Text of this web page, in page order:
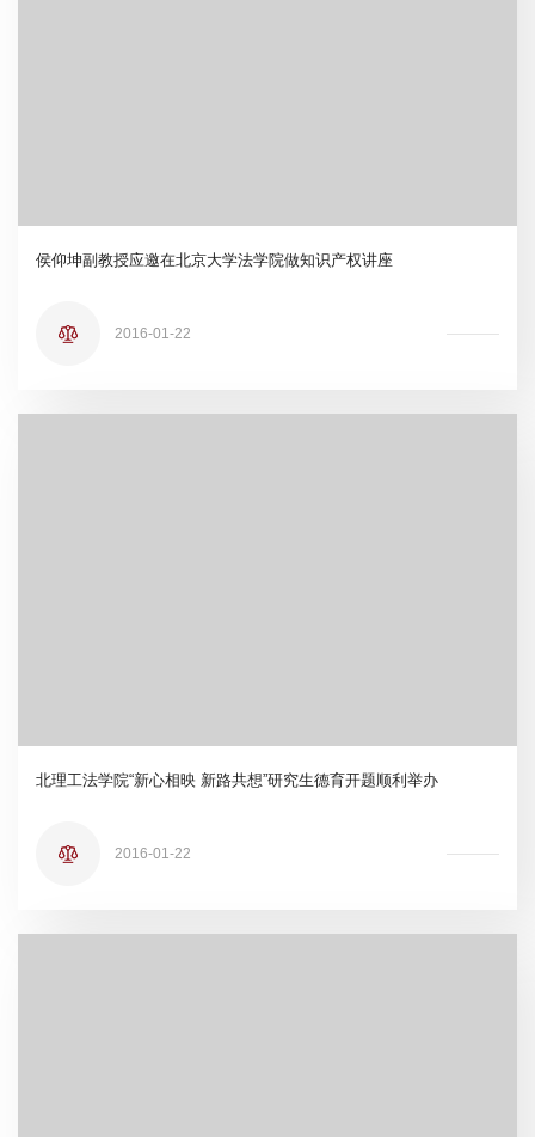
侯仰坤副教授应邀在北京大学法学院做知识产权讲座
2016-01-22
北理工法学院“新心相映 新路共想”研究生德育开题顺利举办
2016-01-22